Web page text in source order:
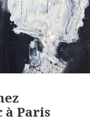
à Paris